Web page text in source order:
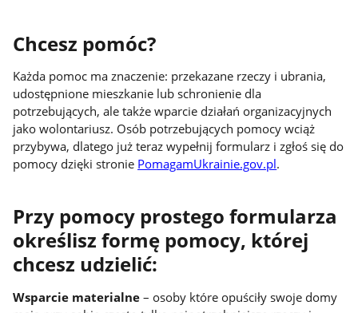
Chcesz pomóc?
Każda pomoc ma znaczenie: przekazane rzeczy i ubrania,
udostępnione mieszkanie lub schronienie dla
potrzebujących, ale także wparcie działań organizacyjnych
jako wolontariusz. Osób potrzebujących pomocy wciąż
przybywa, dlatego już teraz wypełnij formularz i zgłoś się do
pomocy dzięki stronie PomagamUkrainie.gov.pl.
Przy pomocy prostego formularza
określisz formę pomocy, której
chcesz udzielić:
Wsparcie materialne – osoby które opuściły swoje domy